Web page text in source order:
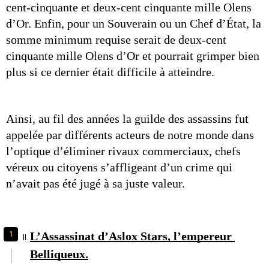
cent-cinquante et deux-cent cinquante mille Olens
d’Or. Enfin, pour un Souverain ou un Chef d’État, la
somme minimum requise serait de deux-cent
cinquante mille Olens d’Or et pourrait grimper bien
plus si ce dernier était difficile à atteindre.
Ainsi, au fil des années la guilde des assassins fut
appelée par différents acteurs de notre monde dans
l’optique d’éliminer rivaux commerciaux, chefs
véreux ou citoyens s’affligeant d’un crime qui
n’avait pas été jugé à sa juste valeur.
L’Assassinat d’Aslox Stars, l’empereur
Belliqueux.